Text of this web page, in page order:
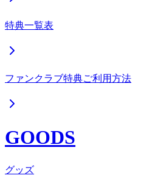
特典一覧表
ファンクラブ特典ご利用方法
GOODS
グッズ